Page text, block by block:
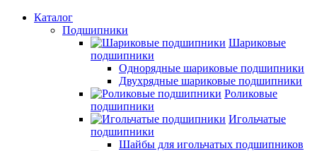
Каталог
Подшипники
Шариковые
подшипники
Однорядные шариковые подшипники
Двухрядные шариковые подшипники
Роликовые
подшипники
Игольчатые
подшипники
Шайбы для игольчатых подшипников